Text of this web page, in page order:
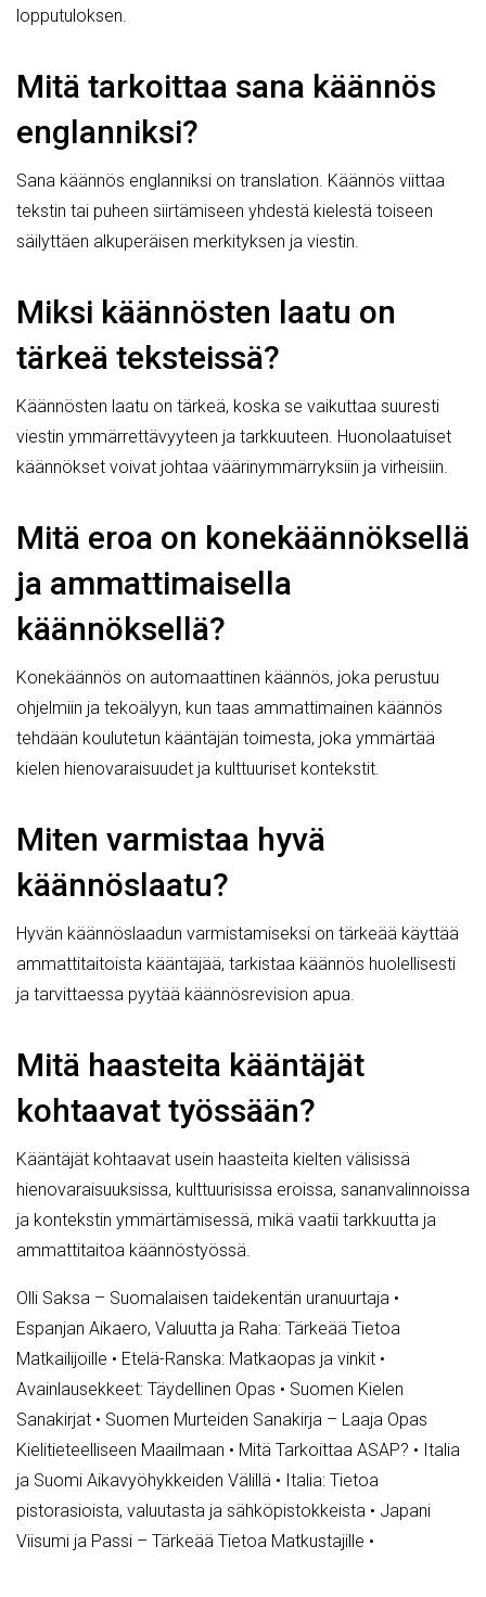
lopputuloksen.
Mitä tarkoittaa sana käännös
englanniksi?
Sana käännös englanniksi on translation. Käännös viittaa
tekstin tai puheen siirtämiseen yhdestä kielestä toiseen
säilyttäen alkuperäisen merkityksen ja viestin.
Miksi käännösten laatu on
tärkeä teksteissä?
Käännösten laatu on tärkeä, koska se vaikuttaa suuresti
viestin ymmärrettävyyteen ja tarkkuuteen. Huonolaatuiset
käännökset voivat johtaa väärinymmärryksiin ja virheisiin.
Mitä eroa on konekäännöksellä
ja ammattimaisella
käännöksellä?
Konekäännös on automaattinen käännös, joka perustuu
ohjelmiin ja tekoälyyn, kun taas ammattimainen käännös
tehdään koulutetun kääntäjän toimesta, joka ymmärtää
kielen hienovaraisuudet ja kulttuuriset kontekstit.
Miten varmistaa hyvä
käännöslaatu?
Hyvän käännöslaadun varmistamiseksi on tärkeää käyttää
ammattitaitoista kääntäjää, tarkistaa käännös huolellisesti
ja tarvittaessa pyytää käännösrevision apua.
Mitä haasteita kääntäjät
kohtaavat työssään?
Kääntäjät kohtaavat usein haasteita kielten välisissä
hienovaraisuuksissa, kulttuurisissa eroissa, sananvalinnoissa
ja kontekstin ymmärtämisessä, mikä vaatii tarkkuutta ja
ammattitaitoa käännöstyössä.
Olli Saksa – Suomalaisen taidekentän uranuurtaja •
Espanjan Aikaero, Valuutta ja Raha: Tärkeää Tietoa
Matkailijoille • Etelä-Ranska: Matkaopas ja vinkit •
Avainlausekkeet: Täydellinen Opas • Suomen Kielen
Sanakirjat • Suomen Murteiden Sanakirja – Laaja Opas
Kielitieteelliseen Maailmaan • Mitä Tarkoittaa ASAP? • Italia
ja Suomi Aikavyöhykkeiden Välillä • Italia: Tietoa
pistorasioista, valuutasta ja sähköpistokkeista • Japani
Viisumi ja Passi – Tärkeää Tietoa Matkustajille •